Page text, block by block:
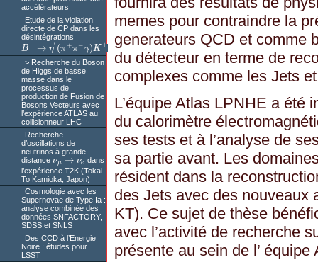
accélérateurs
Etude de la violation
directe de CP dans les
désintégrations
B± → η
′ (π+π−γ)K ±
B±→η′( π+ π−γ)K±
Recherche du Boson
de Higgs de basse
masse dans le
processus de
production de Fusion de
Bosons Vecteurs avec
l’expérience ATLAS au
collisionneur LHC
Recherche
d’oscillations de
neutrinos à grande
distance νμ → νe
νμ →νe
dans
l’expérience T2K (Tokai
To Kamioka, Japon)
Cosmologie avec les
Supernovae de Type Ia :
analyse combinée des
données SNFACTORY,
SDSS et SNLS
Des CCD à l’Energie
Noire : études pour
LSST
memes pour contraindre la
generateurs QCD et comme
du détecteur en terme de
complexes comme les Jets
L’équipe Atlas LPNHE a été
du calorimètre
ses tests et à l’analyse de
sa partie avant. Les
résident dans la
des Jets avec des nouveaux
KT). Ce sujet de thèse
avec l’activité de recherche
présente au sein de l’